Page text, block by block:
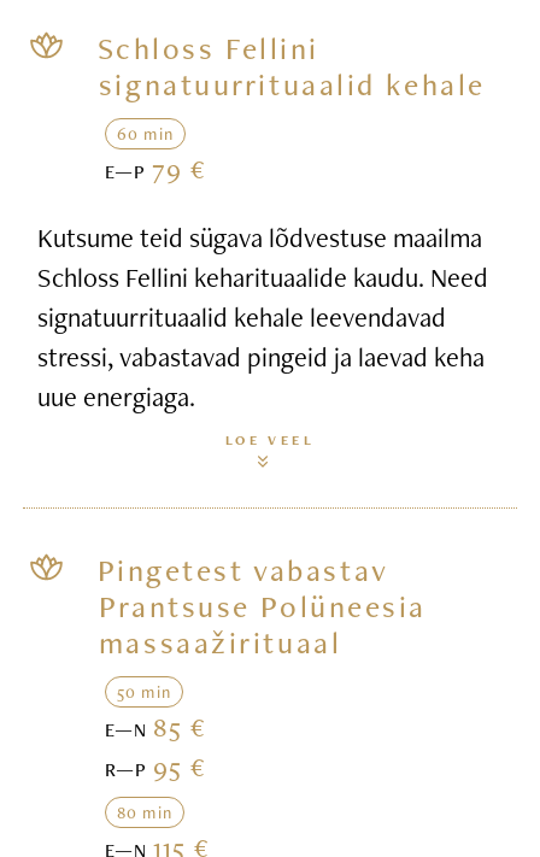
Schloss Fellini
signatuurrituaalid kehale
60 min
E—P 79 €
Kutsume teid sügava lõdvestuse maailma
Schloss Fellini keharituaalide kaudu. Need
signatuurrituaalid kehale leevendavad
stressi, vabastavad pingeid ja laevad keha
uue energiaga.
LOE VEEL
Pingetest vabastav
Prantsuse Polüneesia
massaažirituaal
50 min
E—N 85 €
R—P 95 €
80 min
E—N115 €